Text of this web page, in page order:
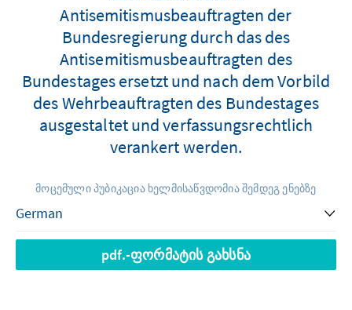
Antisemitismusbeauftragten der
Bundesregierung durch das des
Antisemitismusbeauftragten des
Bundestages ersetzt und nach dem Vorbild
des Wehrbeauftragten des Bundestages
ausgestaltet und verfassungsrechtlich
verankert werden.
მოცემული პუბიკაცია ხელმისაწვდომია შემდეგ ენებზე
pdf.-ფორმატის გახსნა